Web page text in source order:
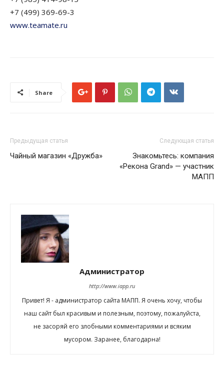
+7 (499) 369-69-3
www.teamate.ru
Share
Предыдущая статья
Чайный магазин «Дружба»
Следующая статья
Знакомьтесь: компания
«Рекона Grand» — участник
МАПП
Администратор
http://www.iapp.ru
Привет! Я - администратор сайта МАПП. Я очень хочу, чтобы
наш сайт был красивым и полезным, поэтому, пожалуйста,
не засоряй его злобными комментариями и всяким
мусором. Заранее, благодарна!